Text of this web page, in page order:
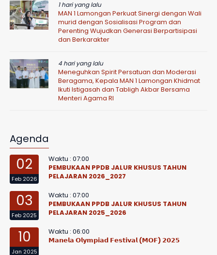
1 hari yang lalu
MAN 1 Lamongan Perkuat Sinergi dengan Wali
murid dengan Sosialisasi Program dan
Perenting Wujudkan Generasi Berpartisipasi
dan Berkarakter
4 hari yang lalu
Meneguhkan Spirit Persatuan dan Moderasi
Beragama, Kepala MAN 1 Lamongan Khidmat
Ikuti Istigasah dan Tabligh Akbar Bersama
Menteri Agama RI
Agenda
02
Feb 2026
Waktu : 07:00
PEMBUKAAN PPDB JALUR KHUSUS TAHUN
PELAJARAN 2026_2027
03
Feb 2025
Waktu : 07:00
PEMBUKAAN PPDB JALUR KHUSUS TAHUN
PELAJARAN 2025_2026
10
Jan 2025
Waktu : 06:00
𝗠𝗮𝗻𝗲𝗹𝗮 𝗢𝗹𝘆𝗺𝗽𝗶𝗮𝗱 𝗙𝗲𝘀𝘁𝗶𝘃𝗮𝗹 (𝗠𝗢𝗙) 𝟮𝟬𝟮𝟱